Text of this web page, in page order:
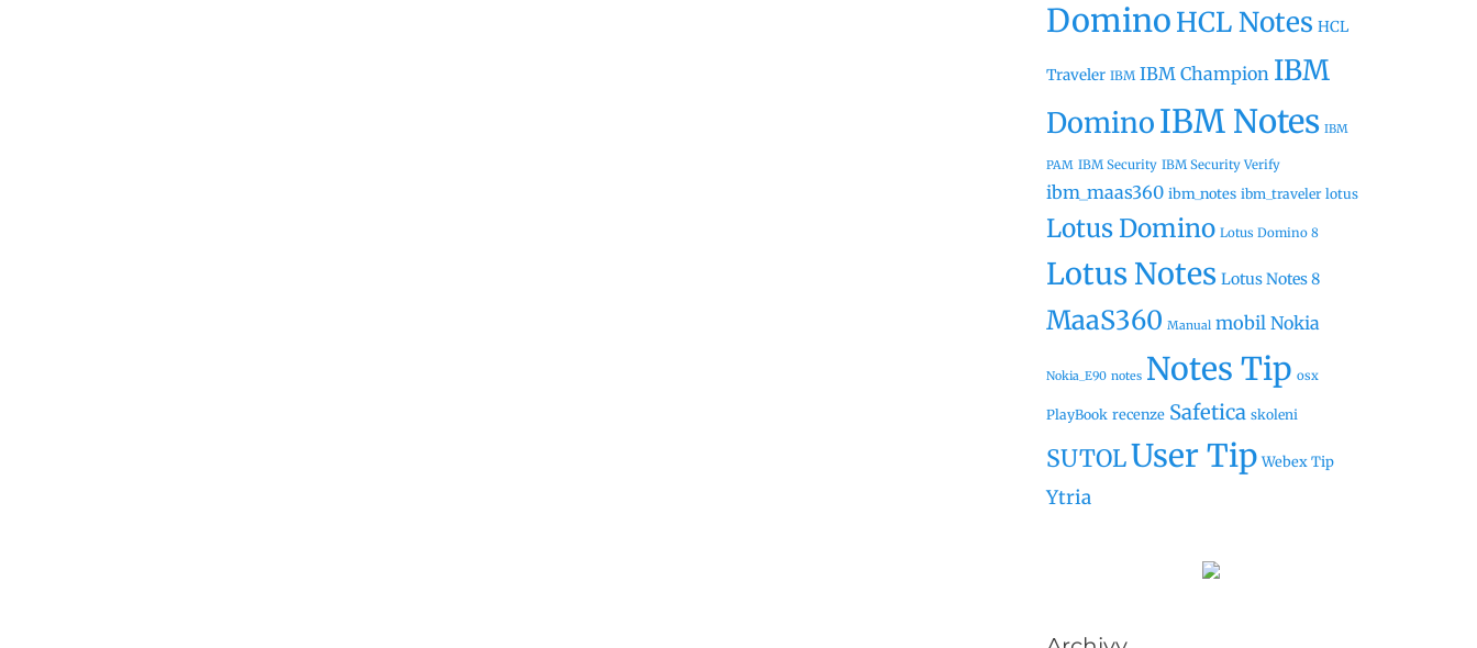
DominoHCL Notes HCL
Traveler IBM IBM Champion IBM
DominoIBM Notes IBM
PAM IBM Security IBM Security Verify
ibm_maas360 ibm_notes ibm_traveler lotus
Lotus Domino Lotus Domino 8
Lotus Notes Lotus Notes 8
MaaS360 Manual mobil Nokia
Nokia_E90 notes Notes Tip osx
PlayBook recenze Safetica skoleni
SUTOLUser Tip Webex Tip
Ytria